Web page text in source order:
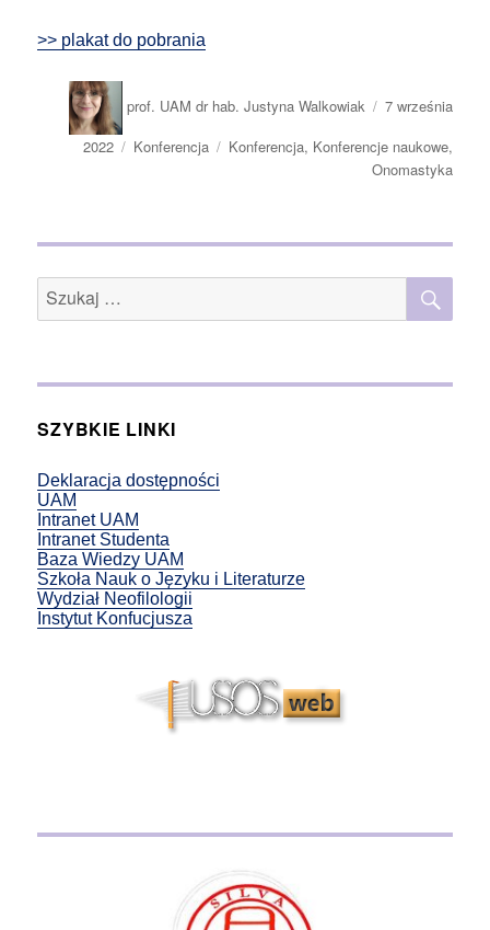
>> plakat do pobrania
prof. UAM dr hab. Justyna Walkowiak
7 września
2022
Kategorie
Konferencja Tagi
Konferencja, Konferencje naukowe,
Onomastyka
SZYBKIE LINKI
Deklaracja dostępności
UAM
Intranet UAM
Intranet Studenta
Baza Wiedzy UAM
Szkoła Nauk o Języku i Literaturze
Wydział Neofilologii
Instytut Konfucjusza